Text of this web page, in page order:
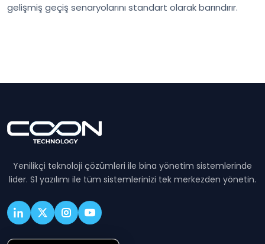
gelişmiş geçiş senaryolarını standart olarak barındırır.
Yenilikçi teknoloji çözümleri ile bina yönetim sistemlerinde
lider. S1 yazılımı ile tüm sistemlerinizi tek merkezden yönetin.